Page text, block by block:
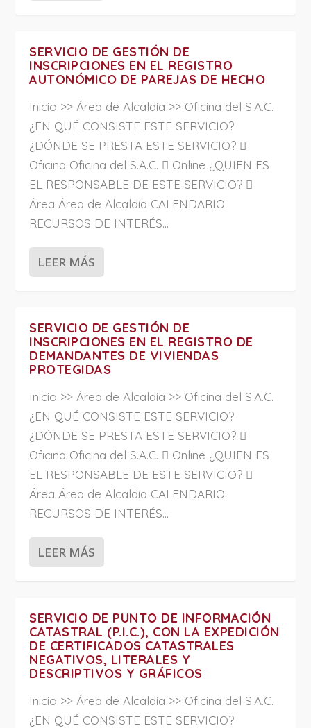
SERVICIO DE GESTIÓN DE
INSCRIPCIONES EN EL REGISTRO
AUTONÓMICO DE PAREJAS DE HECHO
Inicio >> Área de Alcaldía >> Oficina del S.A.C.
¿EN QUÉ CONSISTE ESTE SERVICIO?
¿DÓNDE SE PRESTA ESTE SERVICIO? 
Oficina Oficina del S.A.C.  Online ¿QUIEN ES
EL RESPONSABLE DE ESTE SERVICIO? 
Área Área de Alcaldía CALENDARIO
RECURSOS DE INTERÉS...
LEER MÁS
SERVICIO DE GESTIÓN DE
INSCRIPCIONES EN EL REGISTRO DE
DEMANDANTES DE VIVIENDAS
PROTEGIDAS
Inicio >> Área de Alcaldía >> Oficina del S.A.C.
¿EN QUÉ CONSISTE ESTE SERVICIO?
¿DÓNDE SE PRESTA ESTE SERVICIO? 
Oficina Oficina del S.A.C.  Online ¿QUIEN ES
EL RESPONSABLE DE ESTE SERVICIO? 
Área Área de Alcaldía CALENDARIO
RECURSOS DE INTERÉS...
LEER MÁS
SERVICIO DE PUNTO DE INFORMACIÓN
CATASTRAL (P.I.C.), CON LA EXPEDICIÓN
DE CERTIFICADOS CATASTRALES
NEGATIVOS, LITERALES Y
DESCRIPTIVOS Y GRÁFICOS
Inicio >> Área de Alcaldía >> Oficina del S.A.C.
¿EN QUÉ CONSISTE ESTE SERVICIO?